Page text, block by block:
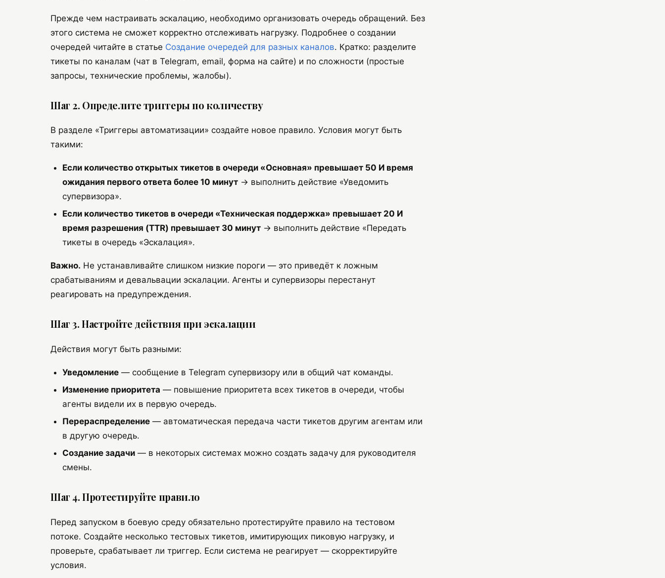
Прежде чем настраивать эскалацию, необходимо организовать очередь обращений. Без
этого система не сможет корректно отслеживать нагрузку. Подробнее о создании
очередей читайте в статье Создание очередей для разных каналов. Кратко: разделите
тикеты по каналам (чат в Telegram, email, форма на сайте) и по сложности (простые
запросы, технические проблемы, жалобы).
Шаг 2. Определите триггеры по количеству
В разделе «Триггеры автоматизации» создайте новое правило. Условия могут быть
такими:
Если количество открытых тикетов в очереди «Основная» превышает 50 И время
ожидания первого ответа более 10 минут → выполнить действие «Уведомить
супервизора».
Если количество тикетов в очереди «Техническая поддержка» превышает 20 И
время разрешения (TTR) превышает 30 минут → выполнить действие «Передать
тикеты в очередь «Эскалация».
Важно. Не устанавливайте слишком низкие пороги — это приведёт к ложным
срабатываниям и девальвации эскалации. Агенты и супервизоры перестанут
реагировать на предупреждения.
Шаг 3. Настройте действия при эскалации
Действия могут быть разными:
Уведомление — сообщение в Telegram супервизору или в общий чат команды.
Изменение приоритета — повышение приоритета всех тикетов в очереди, чтобы
агенты видели их в первую очередь.
Перераспределение — автоматическая передача части тикетов другим агентам или
в другую очередь.
Создание задачи — в некоторых системах можно создать задачу для руководителя
смены.
Шаг 4. Протестируйте правило
Перед запуском в боевую среду обязательно протестируйте правило на тестовом
потоке. Создайте несколько тестовых тикетов, имитирующих пиковую нагрузку, и
проверьте, срабатывает ли триггер. Если система не реагирует — скорректируйте
условия.